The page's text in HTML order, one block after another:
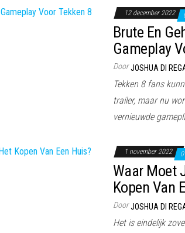
12 december 2022
Brute En
Gameplay
Door JOSHUA DI
Tekken 8 fans
trailer, maar nu
vernieuwde
1 november 2022 0
Waar Moet
Kopen Van
Door JOSHUA DI
Het is eindelijk